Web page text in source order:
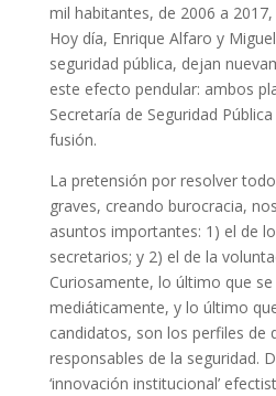
mil habitantes, de 2006 a 2017,
Hoy día, Enrique Alfaro y
seguridad pública, dejan
este efecto pendular: ambos
Secretaría de Seguridad
fusión.
La pretensión por resolver
graves, creando burocracia,
asuntos importantes: 1) el de
secretarios; y 2) el de la
Curiosamente, lo último que se
mediáticamente, y lo último
candidatos, son los perfiles de
responsables de la seguridad.
‘innovación institucional’